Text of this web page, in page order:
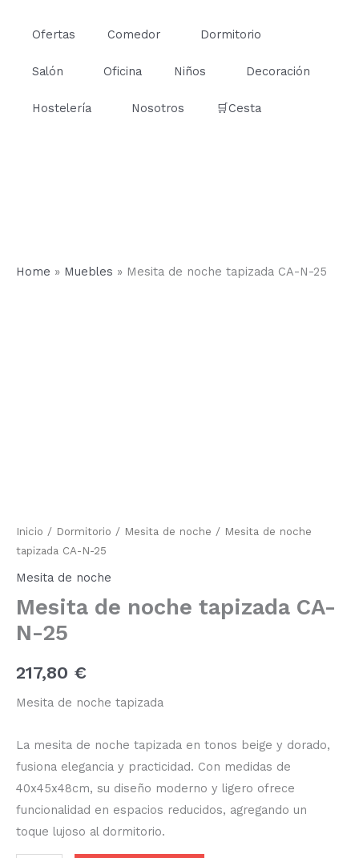
Ofertas Comedor Dormitorio
Salón Oficina Niños Decoración
Hostelería Nosotros 🛒Cesta
Home » Muebles » Mesita de noche tapizada CA-N-25
Inicio / Dormitorio / Mesita de noche / Mesita de noche
tapizada CA-N-25
Mesita de noche
Mesita de noche tapizada CA-
N-25
217,80 €
Mesita de noche tapizada
La mesita de noche tapizada en tonos beige y dorado,
fusiona elegancia y practicidad. Con medidas de
40x45x48cm, su diseño moderno y ligero ofrece
funcionalidad en espacios reducidos, agregando un
toque lujoso al dormitorio.